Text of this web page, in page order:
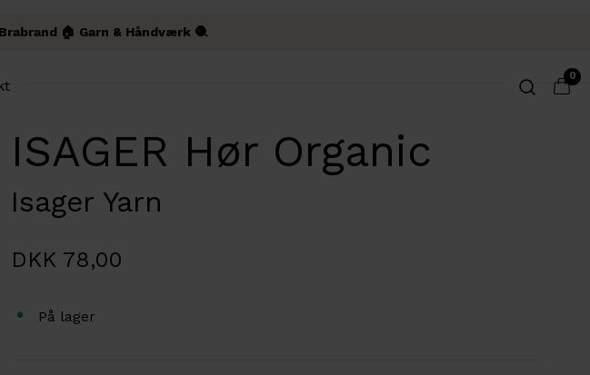
🏠 Garn & Håndværk 🧶
0
ISAGER Hør Organic
Isager Yarn
DKK 78,00
På lager